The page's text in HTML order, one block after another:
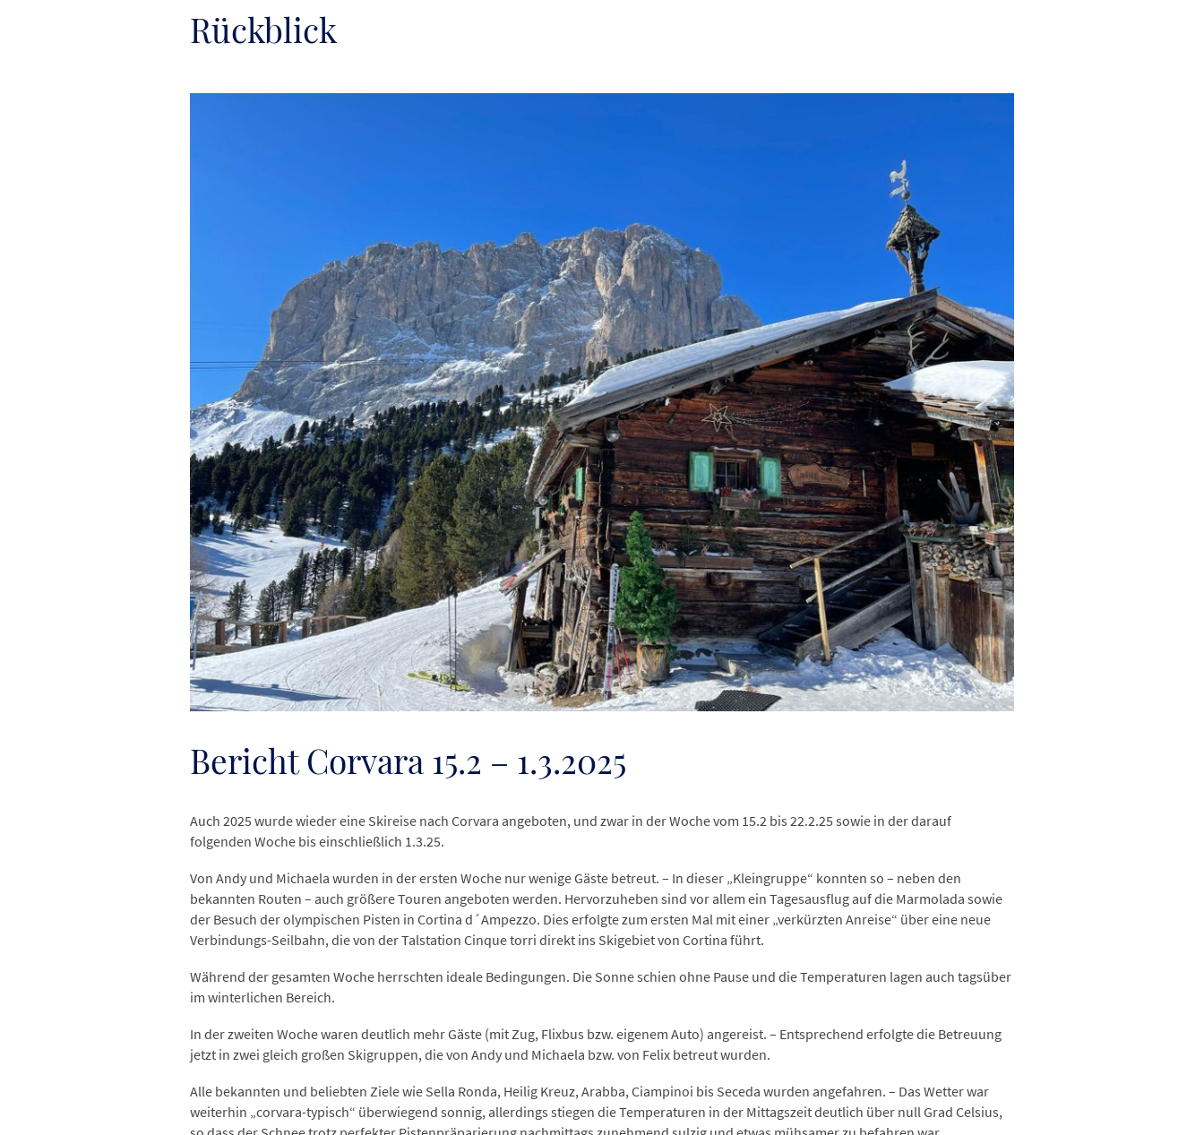
Rückblick
Bericht Corvara 15.2 – 1.3.2025
Auch 2025 wurde wieder eine Skireise nach Corvara angeboten, und zwar in der Woche vom 15.2 bis 22.2.25 sowie in der darauf
folgenden Woche bis einschließlich 1.3.25.
Von Andy und Michaela wurden in der ersten Woche nur wenige Gäste betreut. – In dieser „Kleingruppe“ konnten so – neben den
bekannten Routen – auch größere Touren angeboten werden. Hervorzuheben sind vor allem ein Tagesausflug auf die Marmolada sowie
der Besuch der olympischen Pisten in Cortina d´Ampezzo. Dies erfolgte zum ersten Mal mit einer „verkürzten Anreise“ über eine neue
Verbindungs-Seilbahn, die von der Talstation Cinque torri direkt ins Skigebiet von Cortina führt.
Während der gesamten Woche herrschten ideale Bedingungen. Die Sonne schien ohne Pause und die Temperaturen lagen auch tagsüber
im winterlichen Bereich.
In der zweiten Woche waren deutlich mehr Gäste (mit Zug, Flixbus bzw. eigenem Auto) angereist. – Entsprechend erfolgte die Betreuung
jetzt in zwei gleich großen Skigruppen, die von Andy und Michaela bzw. von Felix betreut wurden.
Alle bekannten und beliebten Ziele wie Sella Ronda, Heilig Kreuz, Arabba, Ciampinoi bis Seceda wurden angefahren. – Das Wetter war
weiterhin „corvara-typisch“ überwiegend sonnig, allerdings stiegen die Temperaturen in der Mittagszeit deutlich über null Grad Celsius,